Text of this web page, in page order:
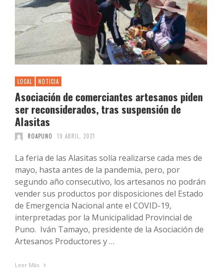
LOCAL NOTICIA
Asociación de comerciantes artesanos piden
ser reconsiderados, tras suspensión de
Alasitas
ROAPUNO 19 ABRIL, 2021
La feria de las Alasitas solía realizarse cada mes de
mayo, hasta antes de la pandemia, pero, por
segundo año consecutivo, los artesanos no podrán
vender sus productos por disposiciones del Estado
de Emergencia Nacional ante el COVID-19,
interpretadas por la Municipalidad Provincial de
Puno. Iván Tamayo, presidente de la Asociación de
Artesanos Productores y …
Leer Más